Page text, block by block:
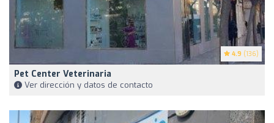
4.9 (136)
Pet Center Veterinaria
Ver dirección y datos de contacto